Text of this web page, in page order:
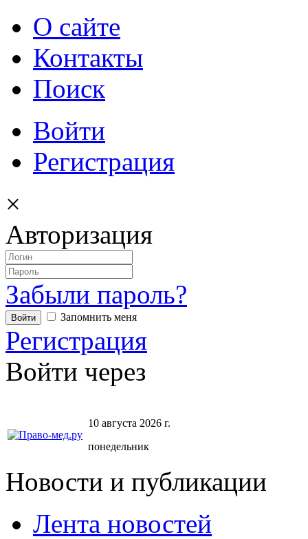
О сайте
Контакты
Поиск
Войти
Регистрация
×
Авторизация
Забыли пароль?
Запомнить меня
Регистрация
Войти через
10 августа 2026 г.
понедельник
Новости и публикации
Лента новостей